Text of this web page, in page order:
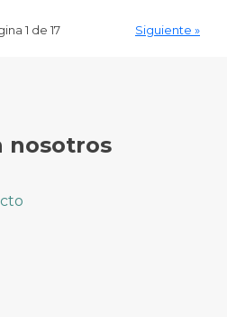
1 de 17 Siguiente »
nosotros